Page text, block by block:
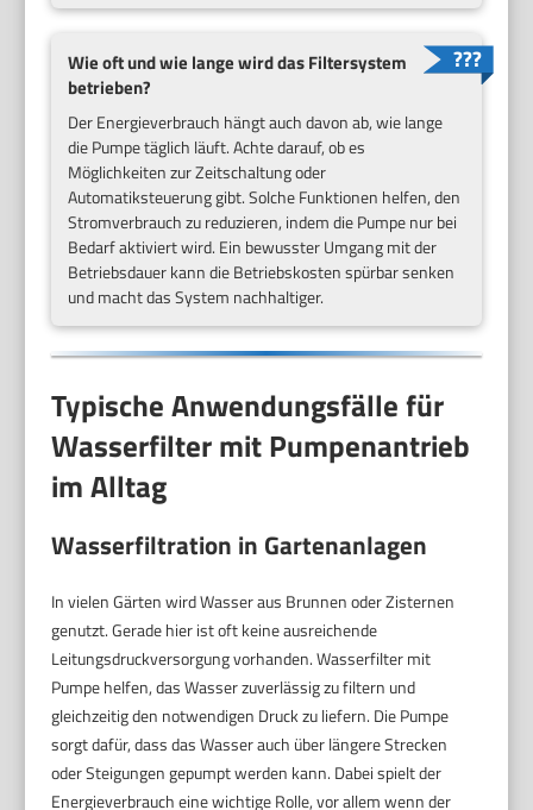
Wie oft und wie lange wird das Filtersystem
betrieben?
Der Energieverbrauch hängt auch davon ab, wie lange
die Pumpe täglich läuft. Achte darauf, ob es
Möglichkeiten zur Zeitschaltung oder
Automatiksteuerung gibt. Solche Funktionen helfen, den
Stromverbrauch zu reduzieren, indem die Pumpe nur bei
Bedarf aktiviert wird. Ein bewusster Umgang mit der
Betriebsdauer kann die Betriebskosten spürbar senken
und macht das System nachhaltiger.
Typische Anwendungsfälle für
Wasserfilter mit Pumpenantrieb
im Alltag
Wasserfiltration in Gartenanlagen
In vielen Gärten wird Wasser aus Brunnen oder Zisternen
genutzt. Gerade hier ist oft keine ausreichende
Leitungsdruckversorgung vorhanden. Wasserfilter mit
Pumpe helfen, das Wasser zuverlässig zu filtern und
gleichzeitig den notwendigen Druck zu liefern. Die Pumpe
sorgt dafür, dass das Wasser auch über längere Strecken
oder Steigungen gepumpt werden kann. Dabei spielt der
Energieverbrauch eine wichtige Rolle, vor allem wenn der